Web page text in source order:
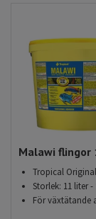
Malawi flingor
Tropical
Storlek: 11 liter -
För växtätande